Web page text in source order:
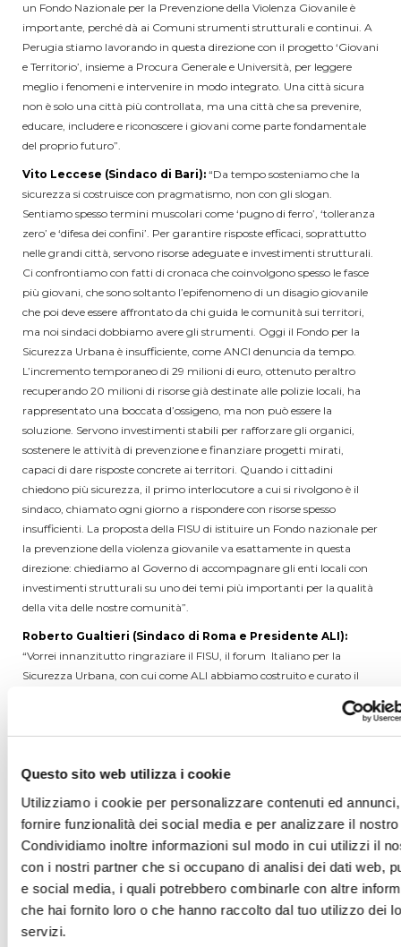
Questo sito web utilizza i cookie
Utilizziamo i cookie per personalizzare contenuti ed
fornire funzionalità dei social media e per analizzare il
Condividiamo inoltre informazioni sul modo in cui utilizzi il
con i nostri partner che si occupano di analisi dei dati web,
e social media, i quali potrebbero combinarle con altre
che hai fornito loro o che hanno raccolto dal tuo utilizzo dei
servizi.
un Fondo Nazionale per la Prevenzione della Violenza Giovanile è
importante, perché dà ai Comuni strumenti strutturali e continui. A
Perugia stiamo lavorando in questa direzione con il progetto ‘Giovani
e Territorio’, insieme a Procura Generale e Università, per leggere
meglio i fenomeni e intervenire in modo integrato. Una città sicura
non è solo una città più controllata, ma una città che sa prevenire,
educare, includere e riconoscere i giovani come parte fondamentale
del proprio futuro”.
Vito Leccese (Sindaco di Bari): “Da tempo sosteniamo che la
sicurezza si costruisce con pragmatismo, non con gli slogan.
Sentiamo spesso termini muscolari come ‘pugno di ferro’, ‘tolleranza
zero’ e ‘difesa dei confini’. Per garantire risposte efficaci, soprattutto
nelle grandi città, servono risorse adeguate e investimenti strutturali.
Ci confrontiamo con fatti di cronaca che coinvolgono spesso le fasce
più giovani, che sono soltanto l’epifenomeno di un disagio giovanile
che poi deve essere affrontato da chi guida le comunità sui territori,
ma noi sindaci dobbiamo avere gli strumenti. Oggi il Fondo per la
Sicurezza Urbana è insufficiente, come ANCI denuncia da tempo.
L’incremento temporaneo di 29 milioni di euro, ottenuto peraltro
recuperando 20 milioni di risorse già destinate alle polizie locali, ha
rappresentato una boccata d’ossigeno, ma non può essere la
soluzione. Servono investimenti stabili per rafforzare gli organici,
sostenere le attività di prevenzione e finanziare progetti mirati,
capaci di dare risposte concrete ai territori. Quando i cittadini
chiedono più sicurezza, il primo interlocutore a cui si rivolgono è il
sindaco, chiamato ogni giorno a rispondere con risorse spesso
insufficienti. La proposta della FISU di istituire un Fondo nazionale per
la prevenzione della violenza giovanile va esattamente in questa
direzione: chiediamo al Governo di accompagnare gli enti locali con
investimenti strutturali su uno dei temi più importanti per la qualità
della vita delle nostre comunità”.
Roberto Gualtieri (Sindaco di Roma e Presidente ALI):
“Vorrei innanzitutto ringraziare il FISU, il forum Italiano per la
Sicurezza Urbana, con cui come ALI abbiamo costruito e curato il
tema centrale per la vita delle nostre città e per la qualità della nostra
democrazia: la sicurezza urbana. Questo numero di Eutopica nasce
riduce la sicurezza a ordine pubblico e repressione e chi, al contrario,
cittadini. Il punto è costruire una visione più matura: una sicurezza
democratica, integrata, concreta, capace di proteggere le persone
senza indebolire i diritti, la libertà, la coesione sociale e la qualità della
convivenza civile. Dentro questa visione si inserisce con grande
coerenza la proposta del FISU per l’istituzione di un Fondo Nazionale
per la Prevenzione della Violenza Giovanile. È una proposta
importante perché affronta la violenza giovanile non come un